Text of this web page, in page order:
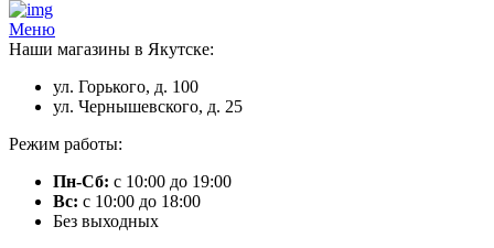
Меню
Наши магазины в Якутске:
ул. Горького, д. 100
ул. Чернышевского, д. 25
Режим работы:
Пн-Сб: с 10:00 до 19:00
Вс: с 10:00 до 18:00
Без выходных